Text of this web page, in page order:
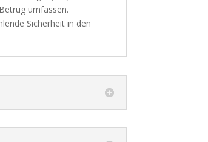
umfassen.
Sicherheit in den